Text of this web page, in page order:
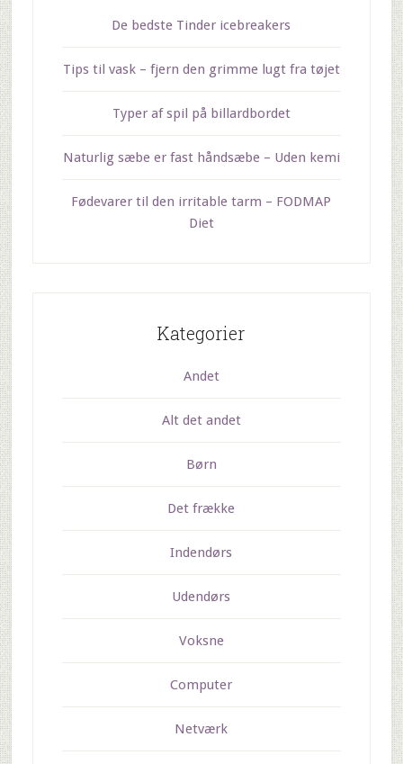
De bedste Tinder icebreakers
Tips til vask – fjern den grimme lugt fra tøjet
Typer af spil på billardbordet
Naturlig sæbe er fast håndsæbe – Uden kemi
Fødevarer til den irritable tarm – FODMAP
Diet
Kategorier
Andet
Alt det andet
Børn
Det frække
Indendørs
Udendørs
Voksne
Computer
Netværk